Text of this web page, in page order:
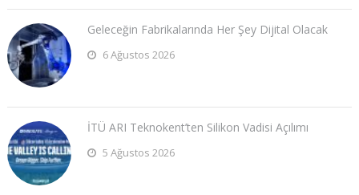
Geleceğin Fabrikalarında Her Şey Dijital Olacak
6 Ağustos 2026
İTÜ ARI Teknokent’ten Silikon Vadisi Açılımı
5 Ağustos 2026